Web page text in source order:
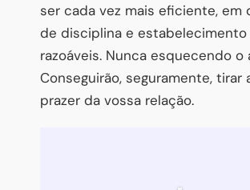
ser cada vez mais eficiente, em
de disciplina e
razoáveis. Nunca esquecendo o
Conseguirão, seguramente, tirar
prazer da vossa relação.